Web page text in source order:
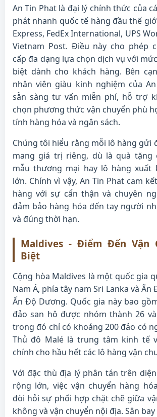
An Tin Phat là đại lý chính thức của
phát nhanh quốc tế hàng đầu thế
Express, FedEx International, UPS
Vietnam Post. Điều này cho phép
cấp đa dạng lựa chọn dịch vụ với
biệt dành cho khách hàng. Bên
nhân viên giàu kinh nghiệm của
sẵn sàng tư vấn miễn phí, hỗ trợ
chọn phương thức vận chuyển phù
tính hàng hóa và ngân sách.
Chúng tôi hiểu rằng mỗi lô hàng gửi
mang giá trị riêng, dù là quà tặng
mẫu thương mại hay lô hàng xuất
lớn. Chính vì vậy, An Tin Phat cam
hàng với sự cẩn thận và chuyên
đảm bảo hàng hóa đến tay người
và đúng thời hạn.
Maldives - Điểm Đến Vận
Biệt
Cộng hòa Maldives là một quốc gia
Nam Á, phía tây nam Sri Lanka và
Ấn Độ Dương. Quốc gia này bao
đảo san hô được nhóm thành 26
trong đó chỉ có khoảng 200 đảo có
Thủ đô Malé là trung tâm kinh tế
chính cho hầu hết các lô hàng vận
Với đặc thù địa lý phân tán trên
rộng lớn, việc vận chuyển hàng
đòi hỏi sự phối hợp chặt chẽ giữa
không và vận chuyển nội địa. Sân